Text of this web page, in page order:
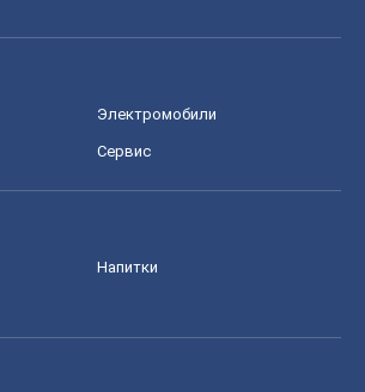
Электромобили
Сервис
Напитки